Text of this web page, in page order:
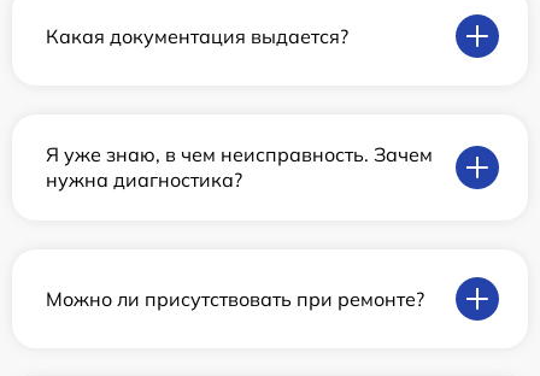
Какая документация выдается?
Я уже знаю, в чем неисправность. Зачем
нужна диагностика?
Можно ли присутствовать при ремонте?